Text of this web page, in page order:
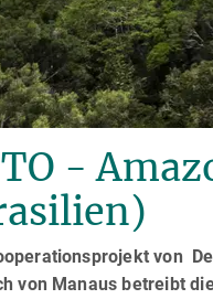
-
von
von Manaus betreibt